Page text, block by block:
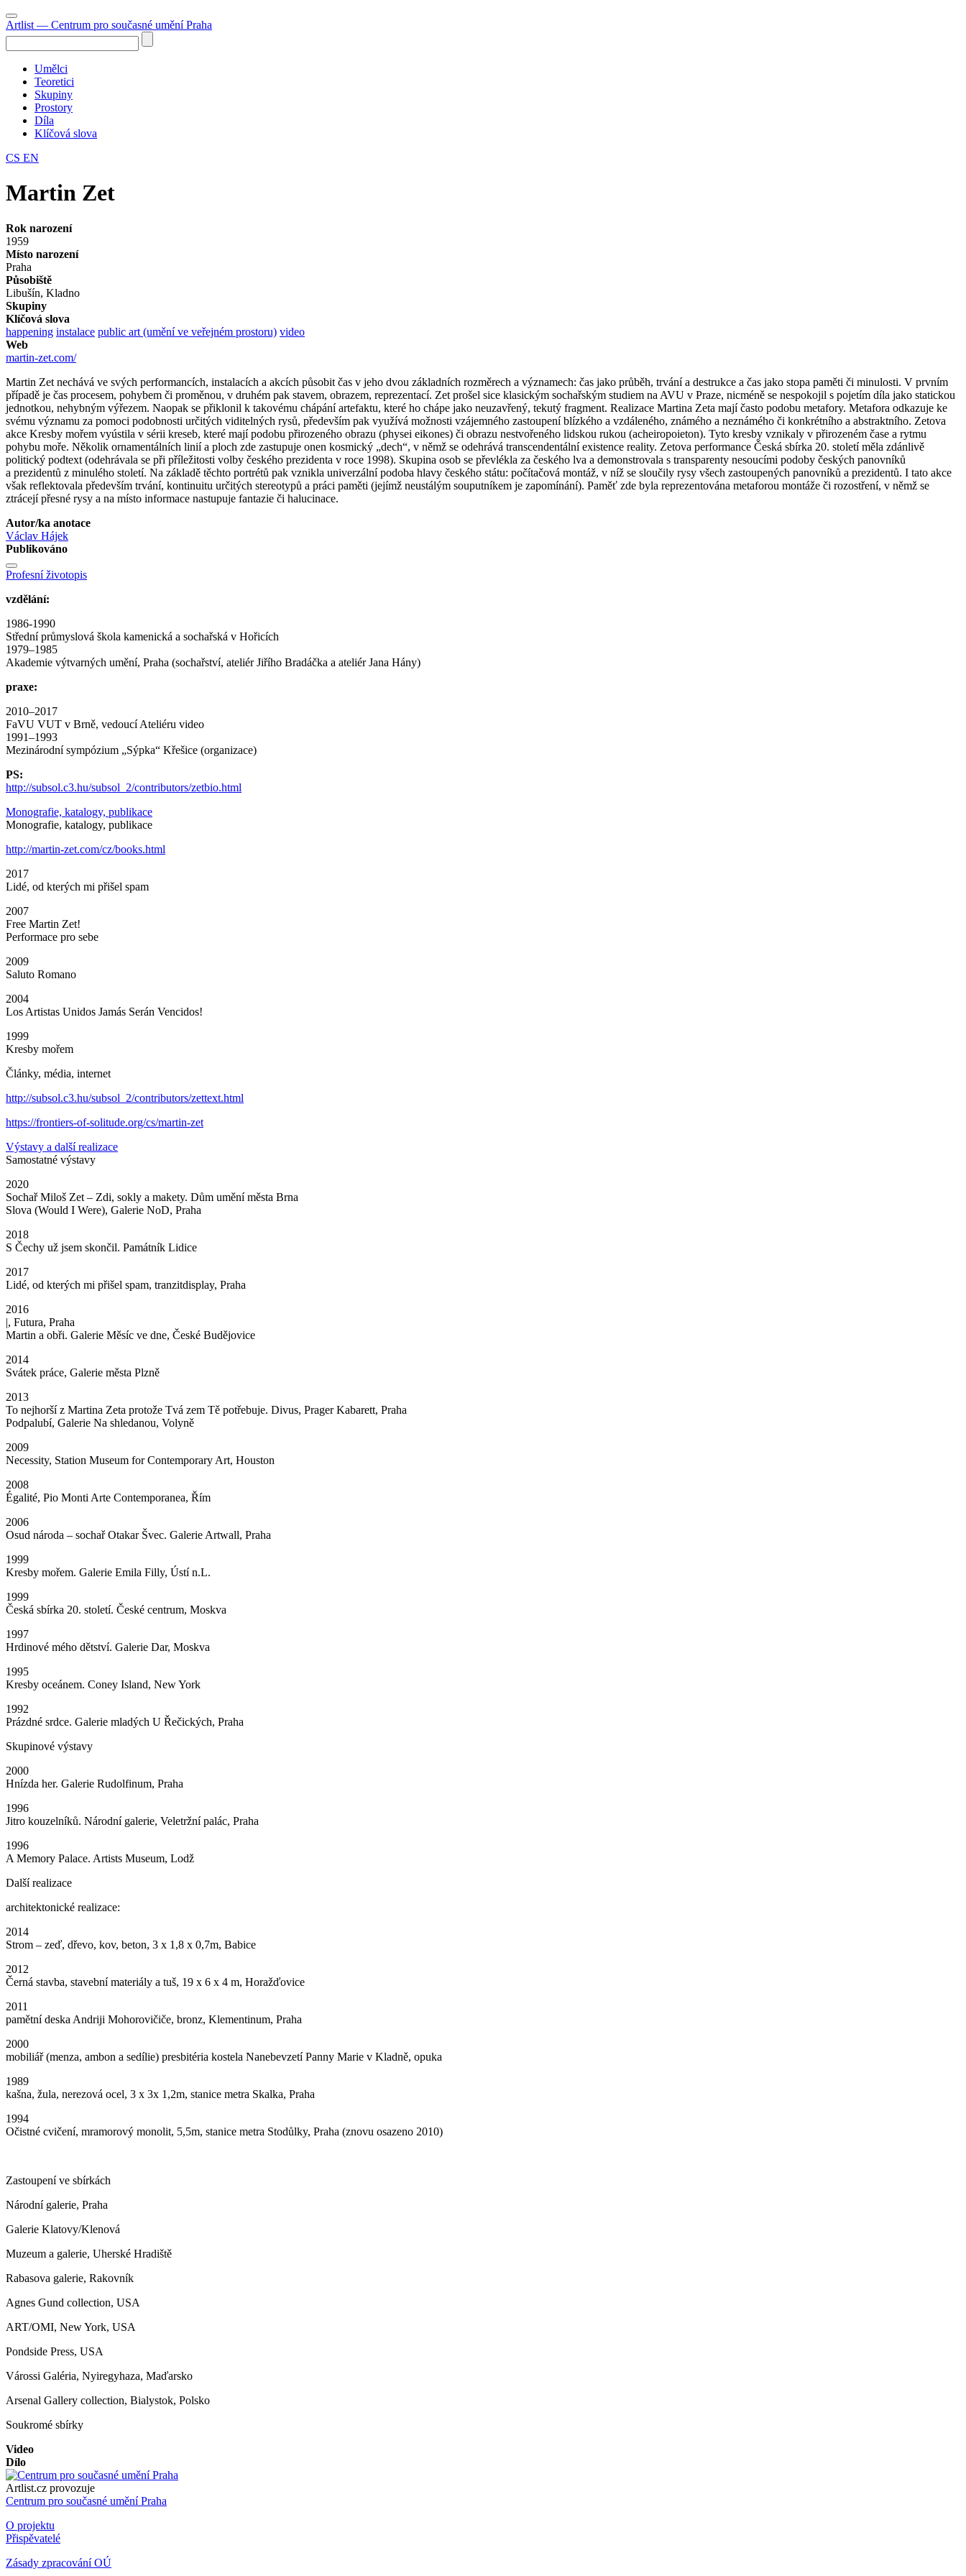
Artlist — Centrum pro současné umění Praha
Umělci
Teoretici
Skupiny
Prostory
Díla
Klíčová slova
CS EN
Martin Zet
Rok narození
1959
Místo narození
Praha
Působiště
Libušín, Kladno
Skupiny
Klíčová slova
happening instalace public art (umění ve veřejném prostoru) video
Web
martin-zet.com/
Martin Zet nechává ve svých performancích, instalacích a akcích působit čas v jeho dvou základních rozměrech a významech: čas jako průběh, trvání a destrukce a čas jako stopa paměti či minulosti. V prvním
případě je čas procesem, pohybem či proměnou, v druhém pak stavem, obrazem, reprezentací. Zet prošel sice klasickým sochařským studiem na AVU v Praze, nicméně se nespokojil s pojetím díla jako statickou
jednotkou, nehybným výřezem. Naopak se přiklonil k takovému chápání artefaktu, které ho chápe jako neuzavřený, tekutý fragment. Realizace Martina Zeta mají často podobu metafory. Metafora odkazuje ke
svému významu za pomoci podobnosti určitých viditelných rysů, především pak využívá možnosti vzájemného zastoupení blízkého a vzdáleného, známého a neznámého či konkrétního a abstraktního. Zetova
akce Kresby mořem vyústila v sérii kreseb, které mají podobu přirozeného obrazu (physei eikones) či obrazu nestvořeného lidskou rukou (acheiropoieton). Tyto kresby vznikaly v přirozeném čase a rytmu
pohybu moře. Několik ornamentálních linií a ploch zde zastupuje onen kosmický „dech“, v němž se odehrává transcendentální existence reality. Zetova performance Česká sbírka 20. století měla zdánlivě
politický podtext (odehrávala se při příležitosti volby českého prezidenta v roce 1998). Skupina osob se převlékla za českého lva a demonstrovala s transparenty nesoucími podoby českých panovníků
a prezidentů z minulého století. Na základě těchto portrétů pak vznikla univerzální podoba hlavy českého státu: počítačová montáž, v níž se sloučily rysy všech zastoupených panovníků a prezidentů. I tato akce
však reflektovala především trvání, kontinuitu určitých stereotypů a práci paměti (jejímž neustálým souputníkem je zapomínání). Paměť zde byla reprezentována metaforou montáže či rozostření, v němž se
ztrácejí přesné rysy a na místo informace nastupuje fantazie či halucinace.
Autor/ka anotace
Václav Hájek
Publikováno
Profesní životopis
vzdělání:
1986-1990
Střední průmyslová škola kamenická a sochařská v Hořicích
1979–1985
Akademie výtvarných umění, Praha (sochařství, ateliér Jiřího Bradáčka a ateliér Jana Hány)
praxe:
2010–2017
FaVU VUT v Brně, vedoucí Ateliéru video
1991–1993
Mezinárodní sympózium „Sýpka“ Křešice (organizace)
PS:
http://subsol.c3.hu/subsol_2/contributors/zetbio.html
Monografie, katalogy, publikace
Monografie, katalogy, publikace
http://martin-zet.com/cz/books.html
2017
Lidé, od kterých mi přišel spam
2007
Free Martin Zet!
Performace pro sebe
2009
Saluto Romano
2004
Los Artistas Unidos Jamás Serán Vencidos!
1999
Kresby mořem
Články, média, internet
http://subsol.c3.hu/subsol_2/contributors/zettext.html
https://frontiers-of-solitude.org/cs/martin-zet
Výstavy a další realizace
Samostatné výstavy
2020
Sochař Miloš Zet – Zdi, sokly a makety. Dům umění města Brna
Slova (Would I Were), Galerie NoD, Praha
2018
S Čechy už jsem skončil. Památník Lidice
2017
Lidé, od kterých mi přišel spam, tranzitdisplay, Praha
2016
|, Futura, Praha
Martin a obři. Galerie Měsíc ve dne, České Budějovice
2014
Svátek práce, Galerie města Plzně
2013
To nejhorší z Martina Zeta protože Tvá zem Tě potřebuje. Divus, Prager Kabarett, Praha
Podpalubí, Galerie Na shledanou, Volyně
2009
Necessity, Station Museum for Contemporary Art, Houston
2008
Égalité, Pio Monti Arte Contemporanea, Řím
2006
Osud národa – sochař Otakar Švec. Galerie Artwall, Praha
1999
Kresby mořem. Galerie Emila Filly, Ústí n.L.
1999
Česká sbírka 20. století. České centrum, Moskva
1997
Hrdinové mého dětství. Galerie Dar, Moskva
1995
Kresby oceánem. Coney Island, New York
1992
Prázdné srdce. Galerie mladých U Řečických, Praha
Skupinové výstavy
2000
Hnízda her. Galerie Rudolfinum, Praha
1996
Jitro kouzelníků. Národní galerie, Veletržní palác, Praha
1996
A Memory Palace. Artists Museum, Lodž
Další realizace
architektonické realizace:
2014
Strom – zeď, dřevo, kov, beton, 3 x 1,8 x 0,7m, Babice
2012
Černá stavba, stavební materiály a tuš, 19 x 6 x 4 m, Horažďovice
2011
pamětní deska Andriji Mohorovičiče, bronz, Klementinum, Praha
2000
mobiliář (menza, ambon a sedílie) presbitéria kostela Nanebevzetí Panny Marie v Kladně, opuka
1989
kašna, žula, nerezová ocel, 3 x 3x 1,2m, stanice metra Skalka, Praha
1994
Očistné cvičení, mramorový monolit, 5,5m, stanice metra Stodůlky, Praha (znovu osazeno 2010)
Zastoupení ve sbírkách
Národní galerie, Praha
Galerie Klatovy/Klenová
Muzeum a galerie, Uherské Hradiště
Rabasova galerie, Rakovník
Agnes Gund collection, USA
ART/OMI, New York, USA
Pondside Press, USA
Várossi Galéria, Nyiregyhaza, Maďarsko
Arsenal Gallery collection, Bialystok, Polsko
Soukromé sbírky
Video
Dílo
Artlist.cz provozuje
Centrum pro současné umění Praha
O projektu
Přispěvatelé
Zásady zpracování OÚ